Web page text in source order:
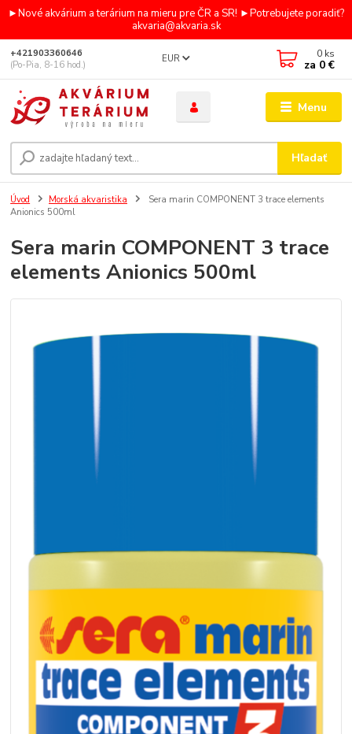
►Nové akvárium a terárium na mieru pre ČR a SR! ►Potrebujete poradiť?
akvaria@akvaria.sk
Menu
EUR
Hľadať
+421903360646
(Po-Pia, 8-16 hod.)
0 ks
za 0 €
Úvod Morská akvaristika
Sera marin COMPONENT 3 trace elements
Anionics 500ml
Sera marin COMPONENT 3 trace
elements Anionics 500ml